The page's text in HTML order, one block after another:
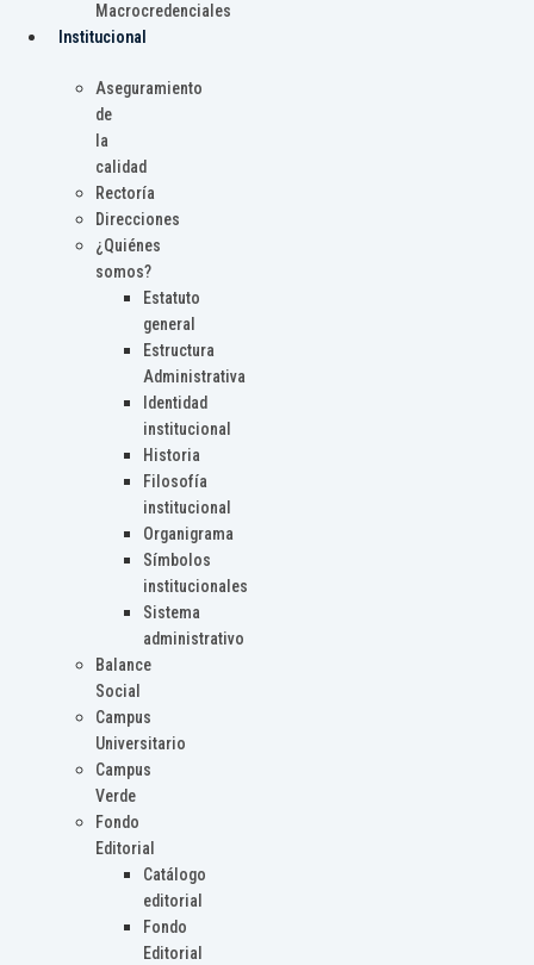
Macrocredenciales
Institucional
Aseguramiento
de
la
calidad
Rectoría
Direcciones
¿Quiénes
somos?
Estatuto
general
Estructura
Administrativa
Identidad
institucional
Historia
Filosofía
institucional
Organigrama
Símbolos
institucionales
Sistema
administrativo
Balance
Social
Campus
Universitario
Campus
Verde
Fondo
Editorial
Catálogo
editorial
Fondo
Editorial